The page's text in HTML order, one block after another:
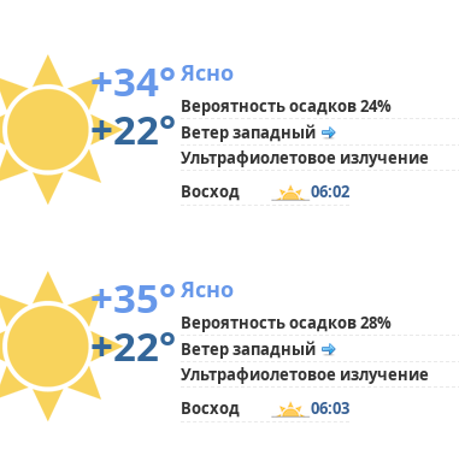
+34°
+22°
Ясно
Вероятность осадков 24%
Ветер западный
Ультрафиолетовое излучение
Восход
06:02
+35°
+22°
Ясно
Вероятность осадков 28%
Ветер западный
Ультрафиолетовое излучение
Восход
06:03